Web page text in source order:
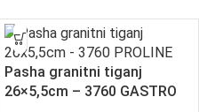
Pasha granitni tiganj
26×5,5cm – 3760 GASTRO